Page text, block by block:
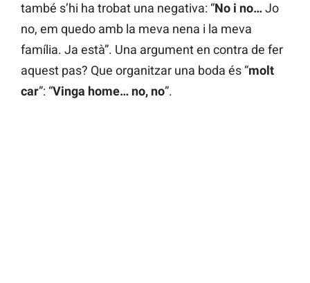
també s’hi ha trobat una negativa: “No i no…Jo
no, em quedo amb la meva nena i la meva
família. Ja està”. Una argument en contra de fer
aquest pas? Que organitzar una boda és “molt
car”: “Vinga home… no, no”.